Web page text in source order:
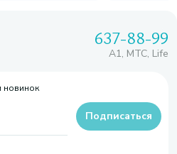
637-88-99
A1, МТС, Life
новинок
Подписаться